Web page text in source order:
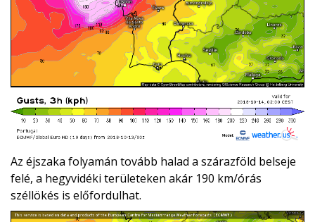
Az éjszaka folyamán tovább halad a szárazföld belseje
felé, a hegyvidéki területeken akár 190 km/órás
széllökés is előfordulhat.